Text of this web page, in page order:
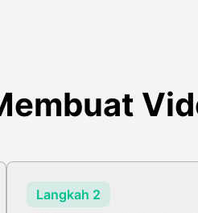
Langkah 2